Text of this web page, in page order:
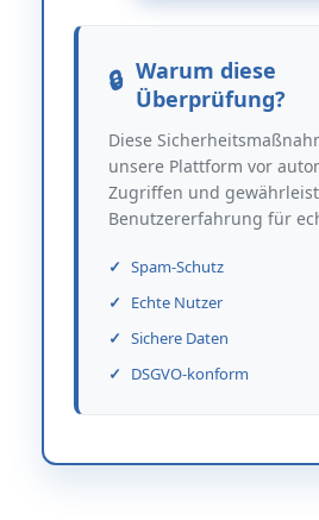
Warum diese
Überprüfung?
Diese
unsere Plattform vor
Zugriffen und
Benutzererfahrung für
Spam-Schutz
Echte Nutzer
Sichere Daten
DSGVO-konform